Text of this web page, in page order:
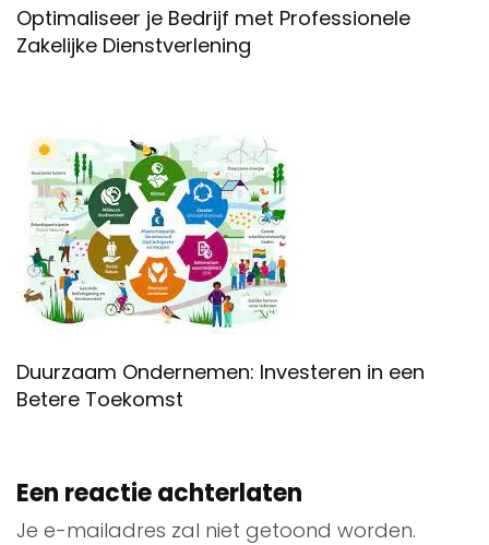
Optimaliseer je Bedrijf met Professionele
Zakelijke Dienstverlening
Duurzaam Ondernemen: Investeren in een
Betere Toekomst
Een reactie achterlaten
Je e-mailadres zal niet getoond worden.